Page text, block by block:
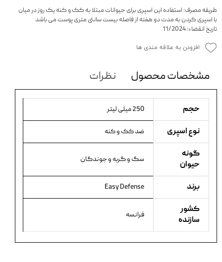
طریقه مصرف: استفاده این اسپری برای حیوانات مبتلا به کک و کنه یک روز در میان
با اسپری کردن به مدت دو هفته از فاصله بیست سانتی متری پوست می باشد
تاریخ انقضاء: 11/2024
افزودن به علاقه مندی ها
مشخصات محصول نظرات
حجم 250 میلی لیتر
نوع اسپری ضد کک و کنه
گونه
حیوان
سگ و گربه و جوندگان
برند Easy Defense
کشور
سازنده
فرانسه